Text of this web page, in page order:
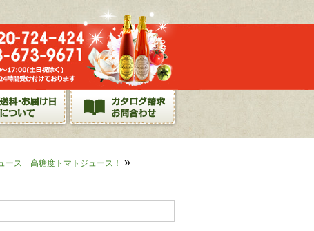
ース 高糖度トマトジュース！ »